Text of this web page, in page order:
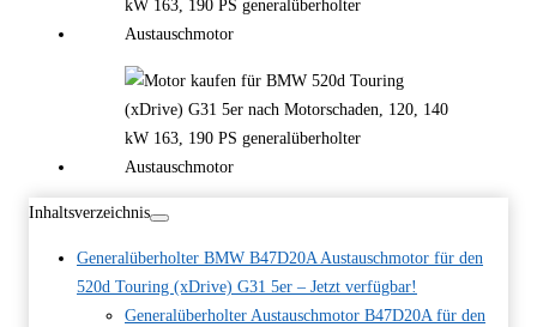
Inhaltsverzeichnis
Generalüberholter BMW B47D20A Austauschmotor für den
520d Touring (xDrive) G31 5er – Jetzt verfügbar!
Generalüberholter Austauschmotor B47D20A für den